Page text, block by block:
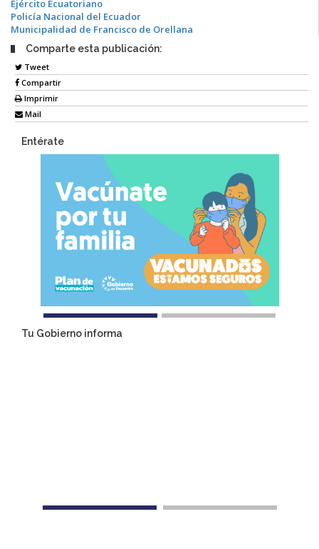
Ejército Ecuatoriano
Policía Nacional del Ecuador
Municipalidad de Francisco de Orellana
Comparte esta publicación:
Tweet
Compartir
Imprimir
Mail
Entérate
Tu Gobierno informa